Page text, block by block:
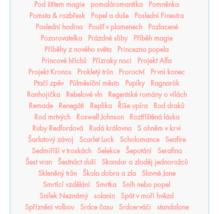
Pod štítem magie
pomaláromantika
Pomněnka
Pomsta & rozbřesk
Popel a duše
Poslední Finestra
Poslední hodina
Poušť v plamenech
Pozlacené
Pozorovatelka
Prázdné sliby
Příběh magie
Příběhy z nového světa
Princezna popela
Princové hříchů
Přízraky noci
Projekt Alfa
Projekt Kronos
Prokletý trůn Proroctví
První konec
Ptačí zpěv
Půlměsíční město Pupíky
Ragnarök
Ranhojička
Rebelové vln
Regentské romány o vílách
Remade
Renegáti Replika Říše upíra
Rod draků
Rod mrtvých
Roswell Johnson
Roztříštěná láska
Ruby Redfordová
Rudá královna
S ohněm v krvi
Šarlatový závoj
Scarlet Luck Scholomance
Seafire
Sedmiříší v troskách
Selekce Šepotání
Serafina
Šest vran
Šestnáct duší
Skandar a zloděj jednorožců
Skleněný trůn
Škola dobra a zla
Slavné Jane
Smrtící vzdělání
Smrtka
Sníh nebo popel
Snílek Neznámý
solanin
Spát v moři hvězd
Spřízněni volbou
Srdce času Srdcerváči
standalone